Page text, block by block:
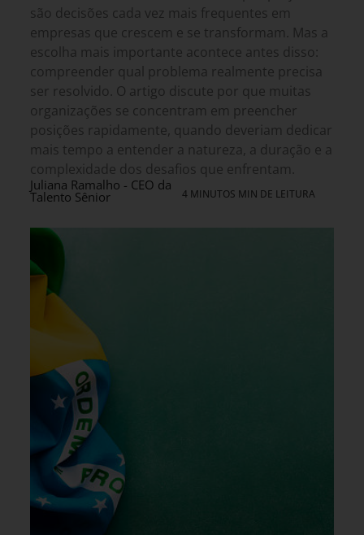
são decisões cada vez mais frequentes em
empresas que crescem e se transformam. Mas a
escolha mais importante acontece antes disso:
compreender qual problema realmente precisa
ser resolvido. O artigo discute por que muitas
organizações se concentram em preencher
posições rapidamente, quando deveriam dedicar
mais tempo a entender a natureza, a duração e a
complexidade dos desafios que enfrentam.
Juliana Ramalho - CEO da
Talento Sênior 4 MINUTOS MIN DE LEITURA